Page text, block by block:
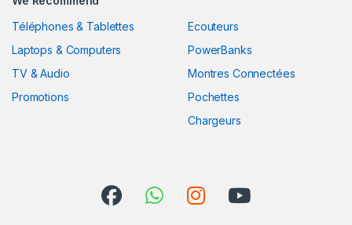
Téléphones & Tablettes
Laptops & Computers
TV & Audio
Promotions
Ecouteurs
PowerBanks
Montres Connectées
Pochettes
Chargeurs